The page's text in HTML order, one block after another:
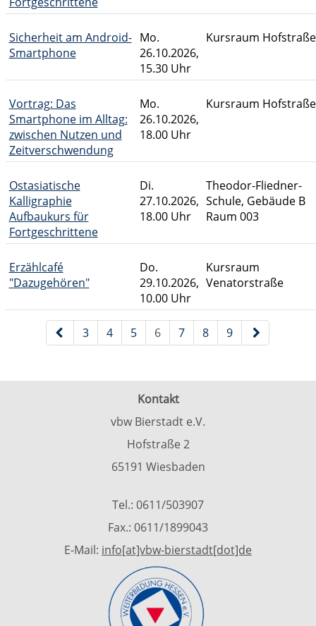
Kursübersicht. Tabellenüberschriften können sortiert
Sicherheit am Android-
Smartphone
Mo.
26.10.2026,
15.30 Uhr
Kursraum Hofstraße
Vortrag: Das
Smartphone im Alltag:
zwischen Nutzen und
Zeitverschwendung
Mo.
26.10.2026,
18.00 Uhr
Kursraum Hofstraße
Ostasiatische
Kalligraphie
Aufbaukurs für
Fortgeschrittene
Di.
27.10.2026,
18.00 Uhr
Theodor-Fliedner-
Schule, Gebäude B
Raum 003
Erzählcafé
"Dazugehören"
Do.
29.10.2026,
10.00 Uhr
Kursraum
Venatorstraße
Seite 6 von 9 3 4 5 6 7 8 9
Kontakt
vbw Bierstadt e.V.
Hofstraße 2
65191 Wiesbaden
Tel.: 0611/503907
Fax.: 0611/1899043
E-Mail: info[at]vbw-bierstadt[dot]de